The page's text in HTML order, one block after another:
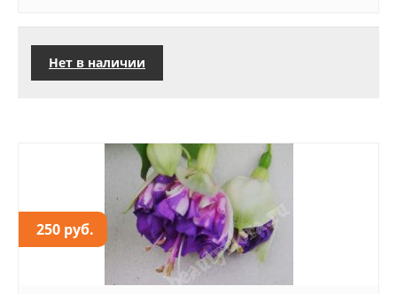
Нет в наличии
250 руб.